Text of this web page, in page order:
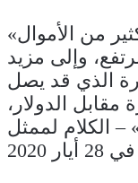
«سياستُك ستؤدّي إلى طباعة الكثير من الأموال
وإلى مزيد
الذي قد يصل
10 آلاف ليرة مقابل الدولار،
ألف ليرة» – الكلام لممثل